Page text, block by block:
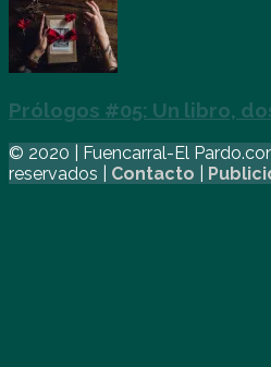
Prólogos #05: Un libro,
© 2020 | Fuencarral-El
reservados | Contacto